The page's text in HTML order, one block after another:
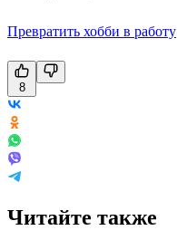
Превратить хобби в работу
8
Читайте также